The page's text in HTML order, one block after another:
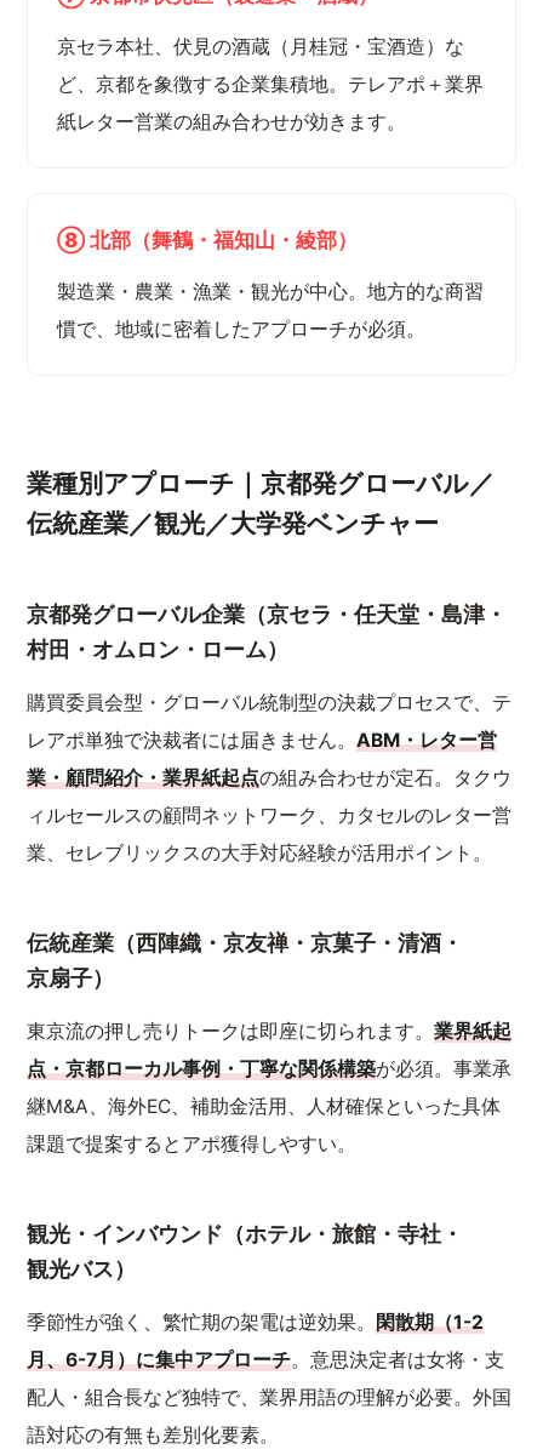
京セラ本社、伏見の酒蔵（月桂冠・宝酒造）な
ど、京都を象徴する企業集積地。テレアポ＋業界
紙レター営業の組み合わせが効きます。
⑧ 北部（舞鶴・福知山・綾部）
製造業・農業・漁業・観光が中心。地方的な商習
慣で、地域に密着したアプローチが必須。
業種別アプローチ｜京都発グローバル／
伝統産業／観光／大学発ベンチャー
京都発グローバル企業（京セラ・任天堂・島津・
村田・オムロン・ローム）
購買委員会型・グローバル統制型の決裁プロセスで、テ
レアポ単独で決裁者には届きません。ABM・レター営
業・顧問紹介・業界紙起点の組み合わせが定石。タクウ
ィルセールスの顧問ネットワーク、カタセルのレター営
業、セレブリックスの大手対応経験が活用ポイント。
伝統産業（西陣織・京友禅・京菓子・清酒・
京扇子）
東京流の押し売りトークは即座に切られます。業界紙起
点・京都ローカル事例・丁寧な関係構築が必須。事業承
継M&A、海外EC、補助金活用、人材確保といった具体
課題で提案するとアポ獲得しやすい。
観光・インバウンド（ホテル・旅館・寺社・
観光バス）
季節性が強く、繁忙期の架電は逆効果。閑散期（1-2
月、6-7月）に集中アプローチ。意思決定者は女将・支
配人・組合長など独特で、業界用語の理解が必要。外国
語対応の有無も差別化要素。